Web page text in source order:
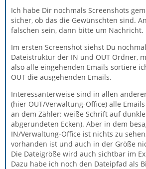
Ich habe Dir nochmals Screenshots
sicher, ob das die Gewünschten sind.
falschen sein, dann bitte um Nachricht.
Im ersten Screenshot siehst Du
Dateistruktur der IN und OUT Ordner,
also alle eingehenden Emails sortiere
OUT die ausgehenden Emails.
Interessanterweise sind in allen
(hier OUT/Verwaltung-Office) alle
an dem Zähler: weiße Schrift auf
abgerundeten Ecken). Aber in dem
IN/Verwaltung-Office ist nichts zu
vorhanden ist und auch in der Größe
Die Dateigröße wird auch sichtbar im
Dazu habe ich noch den Dateipfad als